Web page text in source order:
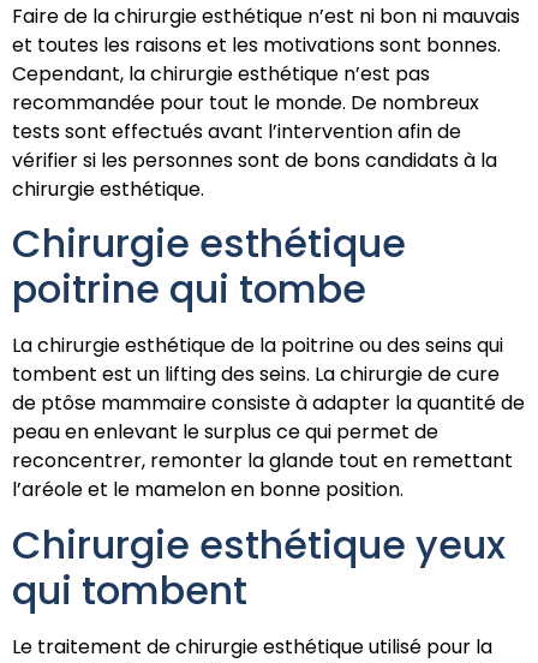
Faire de la chirurgie esthétique n’est ni bon ni mauvais
et toutes les raisons et les motivations sont bonnes.
Cependant, la chirurgie esthétique n’est pas
recommandée pour tout le monde. De nombreux
tests sont effectués avant l’intervention afin de
vérifier si les personnes sont de bons candidats à la
chirurgie esthétique.
Chirurgie esthétique
poitrine qui tombe
La chirurgie esthétique de la poitrine ou des seins qui
tombent est un lifting des seins. La chirurgie de cure
de ptôse mammaire consiste à adapter la quantité de
peau en enlevant le surplus ce qui permet de
reconcentrer, remonter la glande tout en remettant
l’aréole et le mamelon en bonne position.
Chirurgie esthétique yeux
qui tombent
Le traitement de chirurgie esthétique utilisé pour la